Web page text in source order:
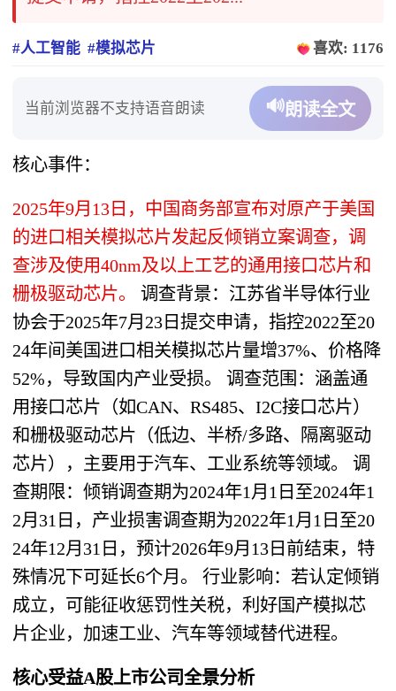
#人工智能 #模拟芯片 喜欢: 1176
当前浏览器不支持语音朗读 🔊朗读全文
核心事件：
2025年9月13日，中国商务部宣布对原产于美国
的进口相关模拟芯片发起反倾销立案调查，调
查涉及使用40nm及以上工艺的通用接口芯片和
栅极驱动芯片。调查背景：江苏省半导体行业
协会于2025年7月23日提交申请，指控2022至20
24年间美国进口相关模拟芯片量增37%、价格降
52%，导致国内产业受损。 调查范围：涵盖通
用接口芯片（如CAN、RS485、I2C接口芯片）
和栅极驱动芯片（低边、半桥/多路、隔离驱动
芯片），主要用于汽车、工业系统等领域。 调
查期限：倾销调查期为2024年1月1日至2024年1
2月31日，产业损害调查期为2022年1月1日至20
24年12月31日，预计2026年9月13日前结束，特
殊情况下可延长6个月。 行业影响：若认定倾销
成立，可能征收惩罚性关税，利好国产模拟芯
片企业，加速工业、汽车等领域替代进程。
核心受益A股上市公司全景分析